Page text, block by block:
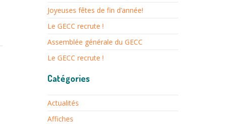
Joyeuses fêtes de fin d’année!
Le GECC recrute !
Assemblée générale du GECC
Le GECC recrute !
Catégories
Actualités
Affiches